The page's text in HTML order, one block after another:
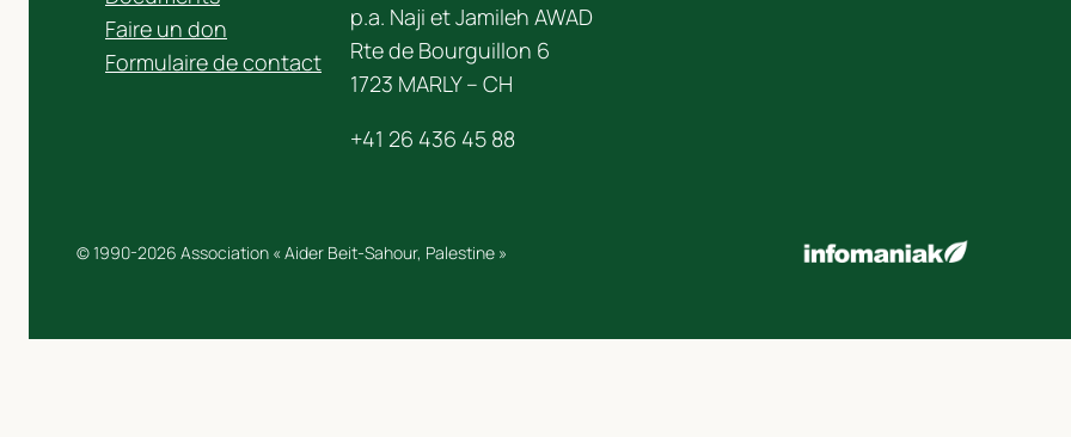
Faire un don
Formulaire de contact
p.a. Naji et Jamileh AWAD
Rte de Bourguillon 6
1723 MARLY – CH
+41 26 436 45 88
© 1990-2026 Association « Aider Beit-Sahour, Palestine »